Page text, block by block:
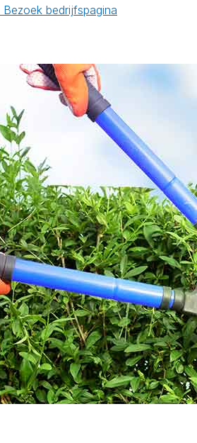
Bezoek bedrijfspagina